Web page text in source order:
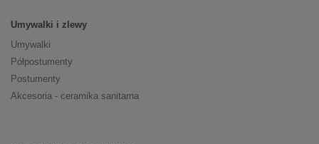
Umywalki i zlewy
Umywalki
Półpostumenty
Postumenty
Akcesoria - ceramika sanitarna